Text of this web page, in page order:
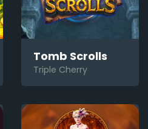
Tomb Scrolls
Triple Cherry